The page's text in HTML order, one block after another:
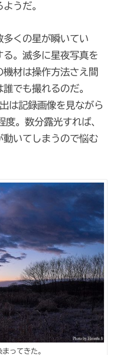
うだ。
くの星が瞬いてい
。滅多に星夜写真を
材は操作方法さえ間
でも撮れるのだ。
記録画像を見ながら
。数分露光すれば、
いてしまうので悩む
ってきた。